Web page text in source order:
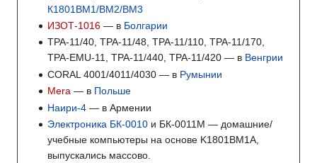
К1801ВМ1/ВМ2/ВМ3
ИЗОТ-1016 — в Болгарии
TPA-11/40, TPA-11/48, TPA-11/110, TPA-11/170,
TPA-EMU-11, TPA-11/440, TPA-11/420 — в Венгрии
CORAL 4001/4011/4030 — в Румынии
Mera — в Польше
Наири-4 — в Армении
Электроника БК-0010 и БК-0011М — домашние/
учебные компьютеры на основе K1801BM1A,
выпускались массово.